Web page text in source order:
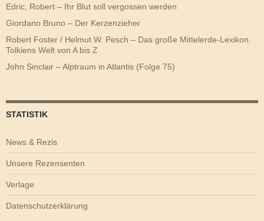
Edric, Robert – Ihr Blut soll vergossen werden
Giordano Bruno – Der Kerzenzieher
Robert Foster / Helmut W. Pesch – Das große Mittelerde-Lexikon.
Tolkiens Welt von A bis Z
John Sinclair – Alptraum in Atlantis (Folge 75)
STATISTIK
News & Rezis
Unsere Rezensenten
Verlage
Datenschutzerklärung